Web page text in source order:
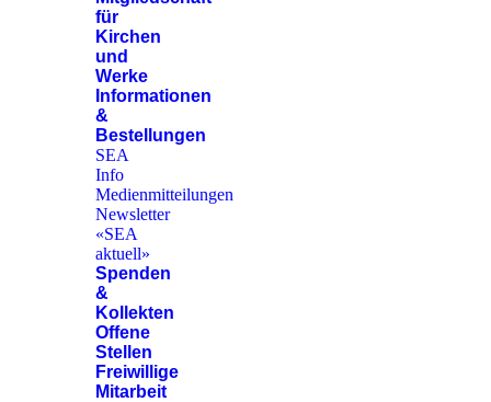
für
Kirchen
und
Werke
Informationen
&
Bestellungen
SEA
Info
Medienmitteilungen
Newsletter
«SEA
aktuell»
Spenden
&
Kollekten
Offene
Stellen
Freiwillige
Mitarbeit